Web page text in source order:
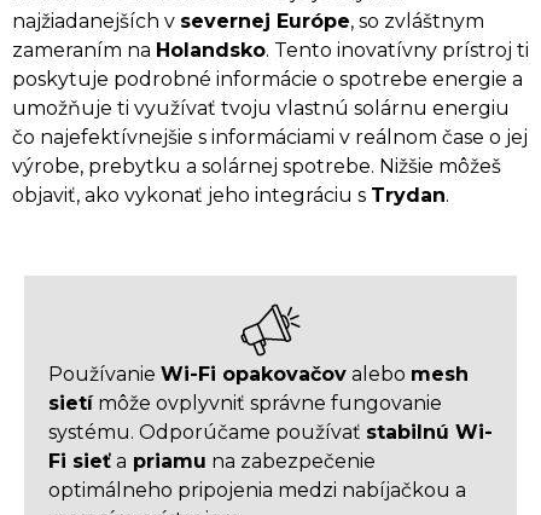
najžiadanejších v severnej Európe, so zvláštnym
zameraním na Holandsko. Tento inovatívny prístroj ti
poskytuje podrobné informácie o spotrebe energie a
umožňuje ti využívať tvoju vlastnú solárnu energiu
čo najefektívnejšie s informáciami v reálnom čase o jej
výrobe, prebytku a solárnej spotrebe. Nižšie môžeš
objaviť, ako vykonať jeho integráciu s Trydan.
Používanie Wi-Fi opakovačov alebo mesh
sietímôže ovplyvniť správne fungovanie
systému. Odporúčame používať stabilnú Wi-
Fi sieť a priamu na zabezpečenie
optimálneho pripojenia medzi nabíjačkou a